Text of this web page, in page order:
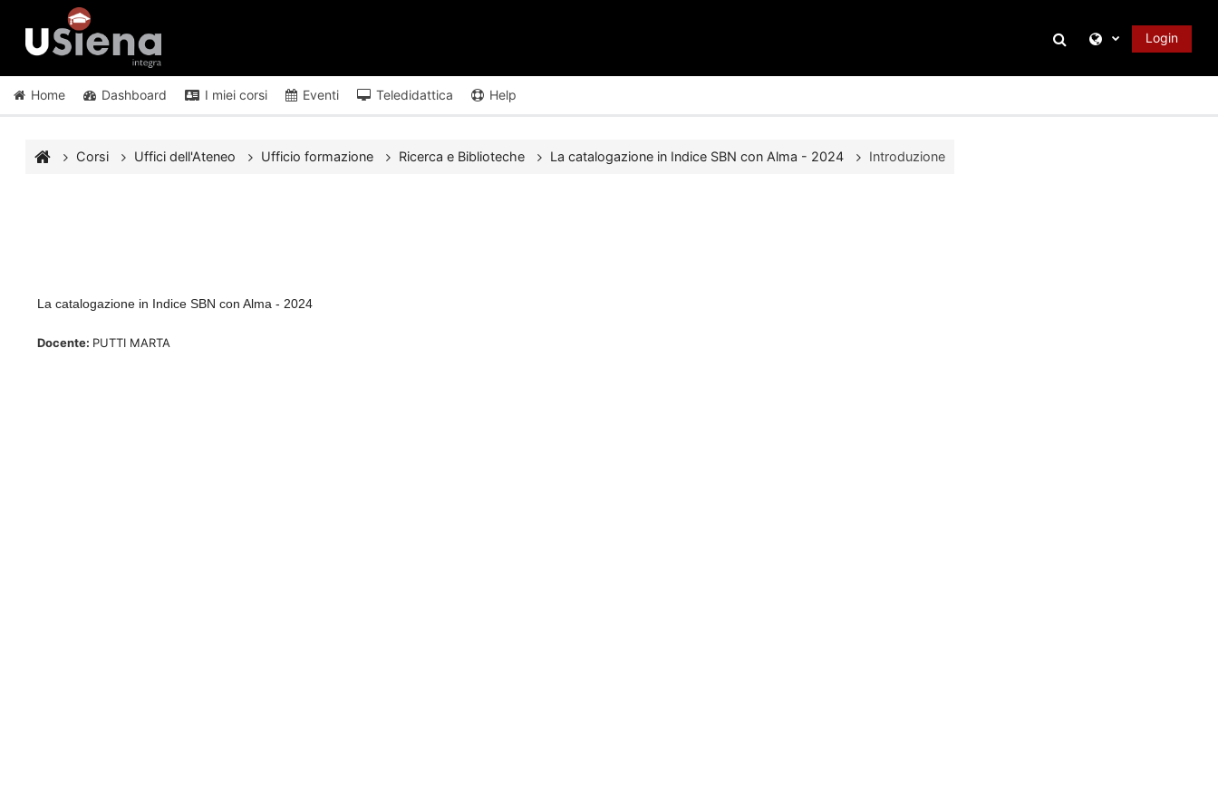
Vai al contenuto principale
Attiva/disattiva
Login
Home Dashboard I miei corsi Eventi Teledidattica Help
Corsi Uffici dell'Ateneo Ufficio formazione Ricerca e Biblioteche La catalogazione in Indice SBN con Alma - 2024 Introduzione
La catalogazione in Indice SBN con Alma - 2024
Docente: PUTTI MARTA